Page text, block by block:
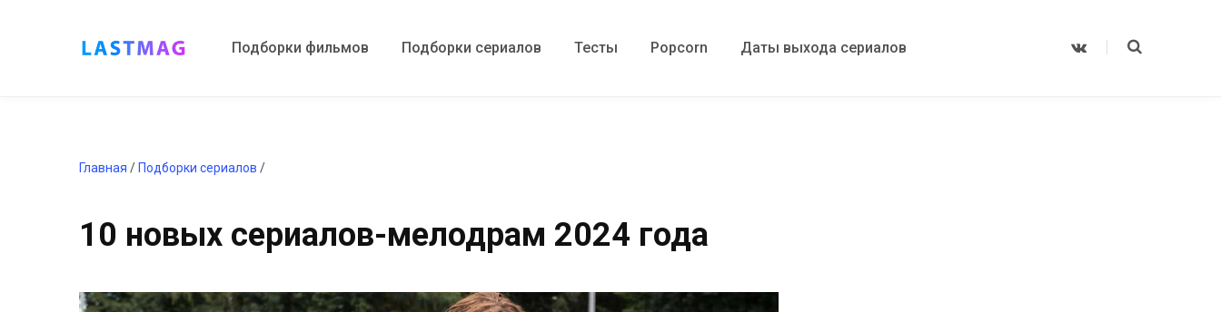
Подборки фильмов Подборки сериалов Тесты Popcorn Даты выхода сериалов
V
Главная / Подборки сериалов /
10 новых сериалов-мелодрам 2024 года